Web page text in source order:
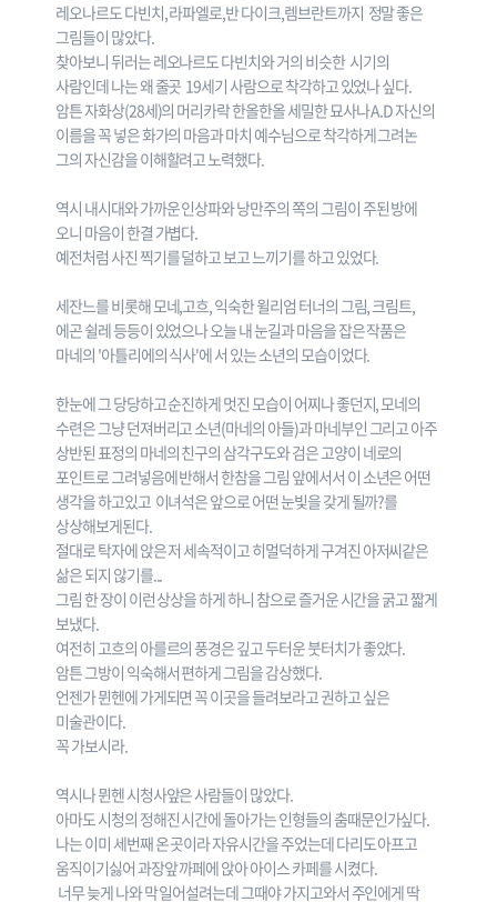
레오나르도 다빈치, 라파엘로,반 다이크,렘브란트까지 정말 좋은
그림들이 많았다.
찾아보니 뒤러는 레오나르도 다빈치와 거의 비슷한 시기의
사람인데 나는 왜 줄곳 19세기 사람으로 착각하고 있었나 싶다.
암튼 자화상(28세)의 머리카락 한올한올 세밀한 묘사나 A.D 자신의
이름을 꼭 넣은 화가의 마음과 마치 예수님으로 착각하게 그려논
그의 자신감을 이해할려고 노력했다.
역시 내시대와 가까운 인상파와 낭만주의 쪽의 그림이 주된 방에
오니 마음이 한결 가볍다.
예전처럼 사진 찍기를 덜하고 보고 느끼기를 하고 있었다.
세잔느를 비롯해 모네,고흐, 익숙한 윌리엄 터너의 그림, 크림트,
에곤 쉴레 등등이 있었으나 오늘 내 눈길과 마음을 잡은 작품은
마네의 '아틀리에의 식사'에 서 있는 소년의 모습이었다.
한눈에 그 당당하고 순진하게 멋진 모습이 어찌나 좋던지, 모네의
수련은 그냥 던져버리고 소년(마네의 아들)과 마네부인 그리고 아주
상반된 표정의 마네의 친구의 삼각구도와 검은 고양이 네로의
포인트로 그려넣음에 반해서 한참을 그림 앞에서서 이 소년은 어떤
생각을 하고있고 이녀석은 앞으로 어떤 눈빛을 갖게 될까?를
상상해보게된다.
절대로 탁자에 앉은 저 세속적이고 히멀덕하게 구겨진 아저씨같은
삶은 되지 않기를...
그림 한 장이 이런 상상을 하게 하니 참으로 즐거운 시간을 굵고 짧게
보냈다.
여전히 고흐의 아를르의 풍경은 깊고 두터운 붓터치가 좋았다.
암튼 그방이 익숙해서 편하게 그림을 감상했다.
언젠가 뮌헨에 가게되면 꼭 이곳을 들려보라고 권하고 싶은
미술관이다.
꼭 가보시라.
역시나 뮌헨 시청사앞은 사람들이 많았다.
아마도 시청의 정해진 시간에 돌아가는 인형들의 춤때문인가싶다.
나는 이미 세번째 온 곳이라 자유시간을 주었는데 다리도 아프고
움직이기싫어 과장앞 까페에 앉아 아이스 카페를 시켰다.
너무 늦게 나와 막 일어설려는데 그때야 가지고와서 주인에게 딱